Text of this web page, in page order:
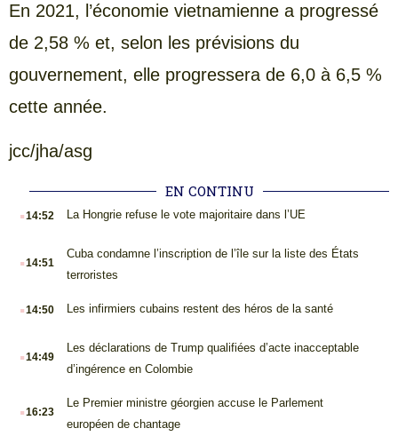
En 2021, l’économie vietnamienne a progressé
de 2,58 % et, selon les prévisions du
gouvernement, elle progressera de 6,0 à 6,5 %
cette année.
jcc/jha/asg
EN CONTINU
.14:52 La Hongrie refuse le vote majoritaire dans l’UE
.14:51
Cuba condamne l’inscription de l’île sur la liste des États
terroristes
.14:50 Les infirmiers cubains restent des héros de la santé
.14:49
Les déclarations de Trump qualifiées d’acte inacceptable
d’ingérence en Colombie
.16:23
Le Premier ministre géorgien accuse le Parlement
européen de chantage